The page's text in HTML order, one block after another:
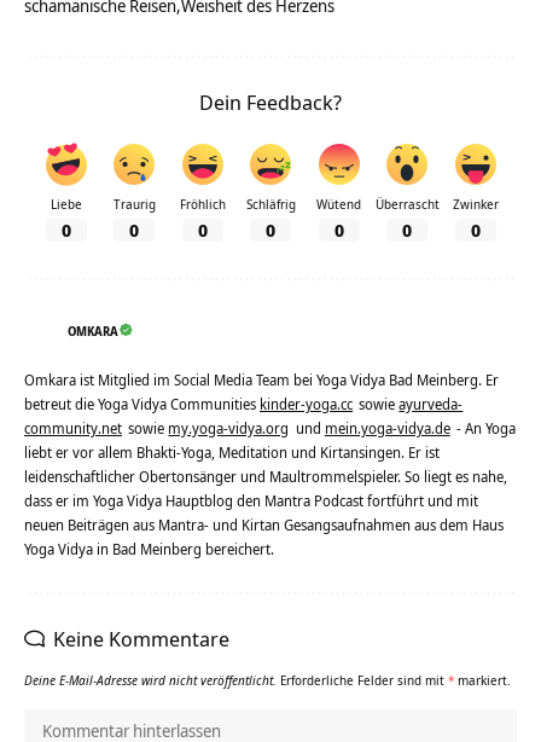
schamanische Reisen Weisheit des Herzens
Dein Feedback?
Liebe
0
Traurig
0
Fröhlich
0
Schläfrig
0
Wütend
0
Überrascht
0
Zwinker
0
OMKARA
Omkara ist Mitglied im Social Media Team bei Yoga Vidya Bad Meinberg. Er
betreut die Yoga Vidya Communities kinder-yoga.cc sowieayurveda-
community.net sowie my.yoga-vidya.org und mein.yoga-vidya.de - An Yoga
liebt er vor allem Bhakti-Yoga, Meditation und Kirtansingen. Er ist
leidenschaftlicher Obertonsänger und Maultrommelspieler. So liegt es nahe,
dass er im Yoga Vidya Hauptblog den Mantra Podcast fortführt und mit
neuen Beiträgen aus Mantra- und Kirtan Gesangsaufnahmen aus dem Haus
Yoga Vidya in Bad Meinberg bereichert.
Keine Kommentare
Deine E-Mail-Adresse wird nicht veröffentlicht. Erforderliche Felder sind mit * markiert.